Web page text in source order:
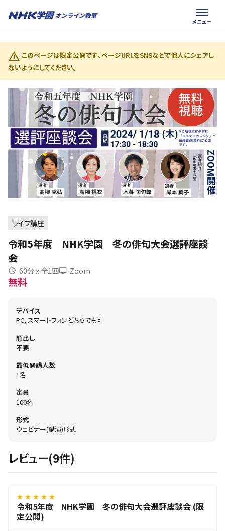
このページは限定公開です。ページURLをSNSなどで他人にシェアし
ないようにしてください。
ライブ講座
令和5年度 NHK学園 冬の俳句大会選評座談
会
60分 x 全1回 Zoom
無料
デバイス
PC, スマートフォンどちらでも可
顔出し
不要
最低開講人数
1名
定員
100名
形式
ウェビナー(講演)形式
レビュー(9件)
★ ★ ★ ★ ★
令和5年度 NHK学園 冬の俳句大会選評座談会 (限
定公開)